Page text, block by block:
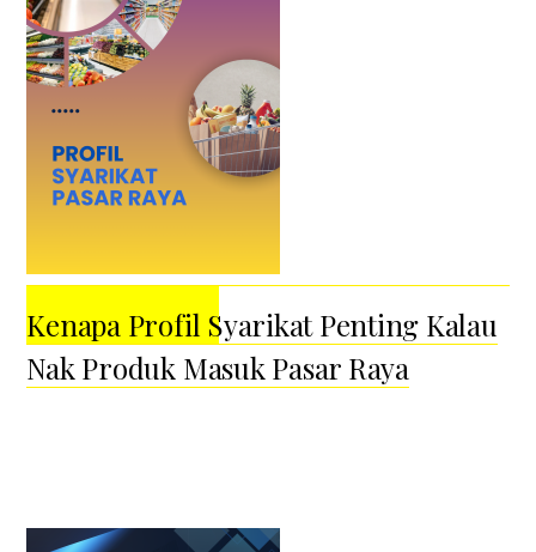
Kenapa Profil Syarikat Penting Kalau
Nak Produk Masuk Pasar Raya